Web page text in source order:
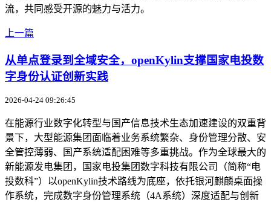
流，共同感受开源的魅力与活力。
上一篇
从单点登录到全域安全，openKylin支撑国家电投数
字身份认证创新实践
2026-04-24 09:26:45
在能源行业数字化转型与国产信息技术生态加速建设的双重背
景下，大型能源集团面临着业务系统繁杂、身份管理分散、安
全管控薄弱、国产系统适配困难等多重挑战。作为全球最大的
新能源发电集团，国家电投集团数字科技有限公司（简称“电
投数科”）以openKylin技术路线为底座，依托银河麒麟桌面操
作系统，完成数字身份管理系统（4A系统）深度适配与创新